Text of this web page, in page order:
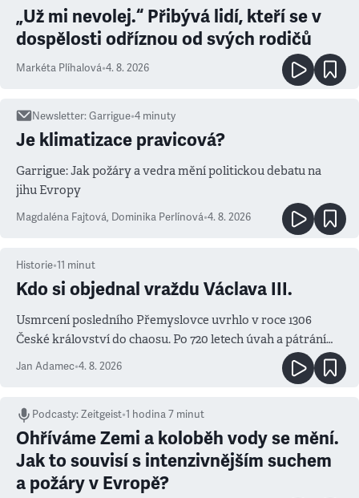
„Už mi nevolej.“ Přibývá lidí, kteří se v
dospělosti odříznou od svých rodičů
Markéta Plíhalová•4. 8. 2026
Newsletter:Garrigue•4 minuty
Je klimatizace pravicová?
Garrigue: Jak požáry a vedra mění politickou debatu na
jihu Evropy
Magdaléna Fajtová, Dominika Perlínová•4. 8. 2026
Historie•11 minut
Kdo si objednal vraždu Václava III.
Usmrcení posledního Přemyslovce uvrhlo v roce 1306
České království do chaosu. Po 720 letech úvah a pátrání
známe jména podezřelých
Jan Adamec•4. 8. 2026
Podcasty:Zeitgeist•1 hodina 7 minut
Ohříváme Zemi a koloběh vody se mění.
Jak to souvisí s intenzivnějším suchem
a požáry v Evropě?